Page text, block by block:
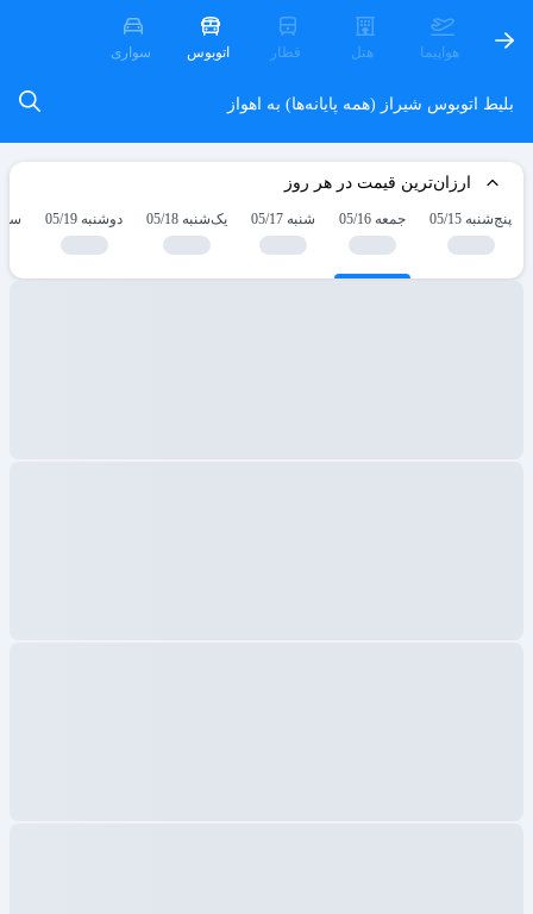
هواپیما هتل قطار اتوبوس سواری
بلیط اتوبوس شیراز (همه پایانه‌ها) به اهواز
ارزان‌ترین قیمت در هر روز
پنج‌شنبه 05/15 جمعه 05/16 شنبه 05/17 یک‌شنبه 05/18 دوشنبه 05/19